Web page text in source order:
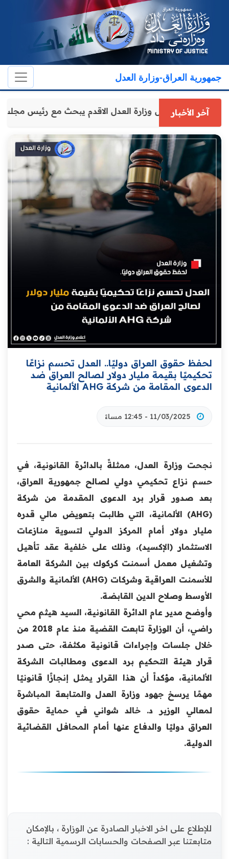
جمهورية العراق-وزارة العدل
آخر الأخبار وكيل وزارة العدل الاقدم يبحث مع رئيس
لحفظ حقوق العراق دوليًا.. العدل تحسم نزاعًا
تحكيميًا بقيمة مليار دولار لصالح العراق ضد
الدعوى المقامة من شركة AHG الألمانية
11/03/2025 - 12:45 مساءً
نجحت وزارة العدل، ممثلةً بالدائرة القانونية، في
حسم نزاع تحكيمي دولي لصالح جمهورية العراق،
بعد صدور قرار برد الدعوى المقدمة من شركة
(AHG) الألمانية، التي طالبت بتعويض مالي قدره
مليار دولار أمام المركز الدولي لتسوية منازعات
الاستثمار (الإكسيد)، وذلك على خلفية عقد تأهيل
وتشغيل معمل أسمنت كركوك بين الشركة العامة
للأسمنت العراقية وشركات (AHG) الألمانية والشرق
الأوسط وصلاح الدين القابضة.
وأوضح مدير عام الدائرة القانونية، السيد هيثم محي
راضي، أن الوزارة تابعت القضية منذ عام 2018 من
خلال جلسات وإجراءات قانونية مكثفة، حتى صدر
قرار هيئة التحكيم برد الدعوى ومطالبات الشركة
الألمانية، مؤكداً أن هذا القرار يمثل إنجازًا قانونيًا
مهمًا يرسخ جهود وزارة العدل والمتابعة المباشرة
لمعالي الوزير د. خالد شواني في حماية حقوق
العراق دوليًا والدفاع عنها أمام المحافل القضائية
الدولية.
للإطلاع على اخر الاخبار الصادرة عن الوزارة ، بالإمكان
متابعتنا عبر الصفحات والحسابات الرسمية التالية :